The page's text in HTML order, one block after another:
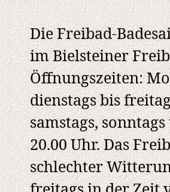
Die Freibad-
im Bielsteiner
Öffnungszeiten:
dienstags bis
samstags,
20.00 Uhr. Das
schlechter